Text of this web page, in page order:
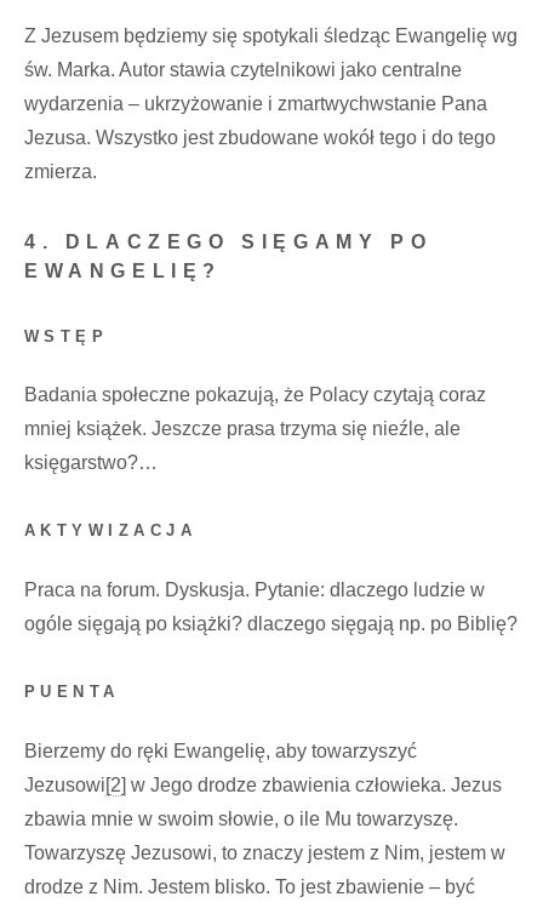
Z Jezusem będziemy się spotykali śledząc Ewangelię wg
św. Marka. Autor stawia czytelnikowi jako centralne
wydarzenia – ukrzyżowanie i zmartwychwstanie Pana
Jezusa. Wszystko jest zbudowane wokół tego i do tego
zmierza.
4. DLACZEGO SIĘGAMY PO
EWANGELIĘ?
WSTĘP
Badania społeczne pokazują, że Polacy czytają coraz
mniej książek. Jeszcze prasa trzyma się nieźle, ale
księgarstwo?…
AKTYWIZACJA
Praca na forum. Dyskusja. Pytanie: dlaczego ludzie w
ogóle sięgają po książki? dlaczego sięgają np. po Biblię?
PUENTA
Bierzemy do ręki Ewangelię, aby towarzyszyć
Jezusowi[2] w Jego drodze zbawienia człowieka. Jezus
zbawia mnie w swoim słowie, o ile Mu towarzyszę.
Towarzyszę Jezusowi, to znaczy jestem z Nim, jestem w
drodze z Nim. Jestem blisko. To jest zbawienie – być